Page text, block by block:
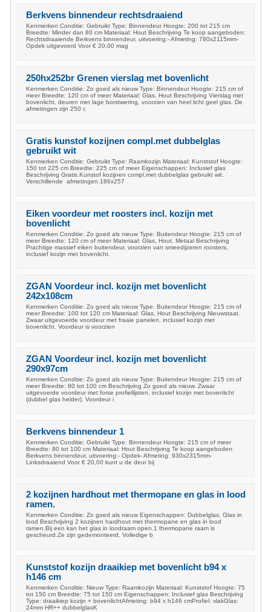
Berkvens binnendeur rechtsdraaiend
Kenmerken Conditie: Gebruikt Type: Binnendeur Hoogte: 200 tot 215 cm
Breedte: Minder dan 80 cm Materiaal: Hout Beschrijving Te koop aangeboden:
Rechtsdraaiende Berkvens binnendeur, uitvoering:- Afmeting: 780x2115mm-
Opdek uitgevoerd Voor € 20,00 mag
250hx252br Grenen vierslag met bovenlicht
Kenmerken Conditie: Zo goed als nieuw Type: Binnendeur Hoogte: 215 cm of
meer Breedte: 120 cm of meer Materiaal: Glas, Hout Beschrijving Vierslag met
bovenlicht, deuren met lage borstwering, voorzien van heel licht geel glas. De
afmetingen zijn 250 c
Gratis kunstof kozijnen compl.met dubbelglas
gebruikt wit
Kenmerken Conditie: Gebruikt Type: Raamkozijn Materiaal: Kunststof Hoogte:
150 tot 225 cm Breedte: 225 cm of meer Eigenschappen: Inclusief glas
Beschrijving Gratis.Kunstof kozijnen compl.met dubbelglas gebruikt wit.
Verschillende afmetingen.186x257
Eiken voordeur met roosters incl. kozijn met
bovenlicht
Kenmerken Conditie: Zo goed als nieuw Type: Buitendeur Hoogte: 215 cm of
meer Breedte: 120 cm of meer Materiaal: Glas, Hout, Metaal Beschrijving
Prachtige massief eiken buitendeur, voorzien van smeedijzeren roosters,
inclusief kozijn met bovenlicht.
ZGAN Voordeur incl. kozijn met bovenlicht
242x108cm
Kenmerken Conditie: Zo goed als nieuw Type: Buitendeur Hoogte: 215 cm of
meer Breedte: 100 tot 120 cm Materiaal: Glas, Hout Beschrijving Nieuwstaat.
Zwaar uitgevoerde voordeur met fraaie panelen, inclusief kozijn met
bovenlicht. Voordeur is voorzien
ZGAN Voordeur incl. kozijn met bovenlicht
290x97cm
Kenmerken Conditie: Zo goed als nieuw Type: Buitendeur Hoogte: 215 cm of
meer Breedte: 80 tot 100 cm Beschrijving Zo goed als nieuw. Zwaar
uitgevoerde voordeur met forse profiellijsten, inclusief kozijn met bovenlicht
(dubbel glas helder). Voordeur i
Berkvens binnendeur 1
Kenmerken Conditie: Gebruikt Type: Binnendeur Hoogte: 215 cm of meer
Breedte: 80 tot 100 cm Materiaal: Hout Beschrijving Te koop aangeboden:
Berkvens binnendeur, uitvoering:- Opdek- Afmeting: 930x2315mm-
Linksdraaiend Voor € 20,00 kunt u de deur bij
2 kozijnen hardhout met thermopane en glas in lood
ramen.
Kenmerken Conditie: Zo goed als nieuw Eigenschappen: Dubbelglas, Glas in
lood Beschrijving 2 kozijnen hardhout met thermopane en glas in lood
ramen.Bij een kan het glas in loodraam open.1 thermopane raam is
gescheurd.Ze zijn gedemonteerd. Volledige b
Kunststof kozijn draaikiep met bovenlicht b94 x
h146 cm
Kenmerken Conditie: Nieuw Type: Raamkozijn Materiaal: Kunststof Hoogte: 75
tot 150 cm Breedte: 75 tot 150 cm Eigenschappen: Inclusief glas Beschrijving
Type: draaikiep kozijn + bovenlichtAfmeting: b94 x h146 cmProfiel: vlakGlas:
24mm HR++ dubbelglasK